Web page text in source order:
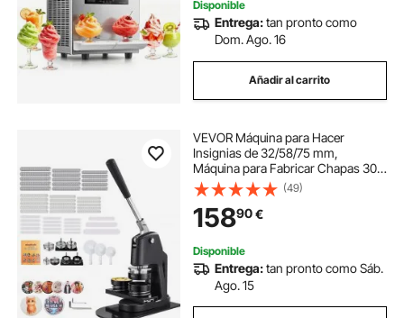
Disponible
Entrega:tan pronto como
Dom. Ago. 16
Añadir al carrito
VEVOR Máquina para Hacer
Insignias de 32/58/75 mm,
Máquina para Fabricar Chapas 300
Juegos de Botones, Mango
Ergonómico Reforzado, para Crear
Insignias, Pines Personalizados,
Llaveros, Chapas, Negro
(49)
15890€
Disponible
Entrega:tan pronto como Sáb.
Ago. 15